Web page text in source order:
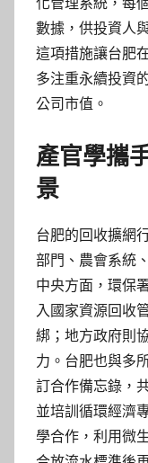
化管理系統，每
數據，供投資人
這項措施讓台肥
多注重永續投資
公司市值。
產官學攜
景
台肥的回收擴網
部門、農會系統
中央方面，環保
入國家資源回收
綁；地方政府則
力。台肥也與多
訂合作備忘錄，
並培訓循環經濟
學合作，利用微